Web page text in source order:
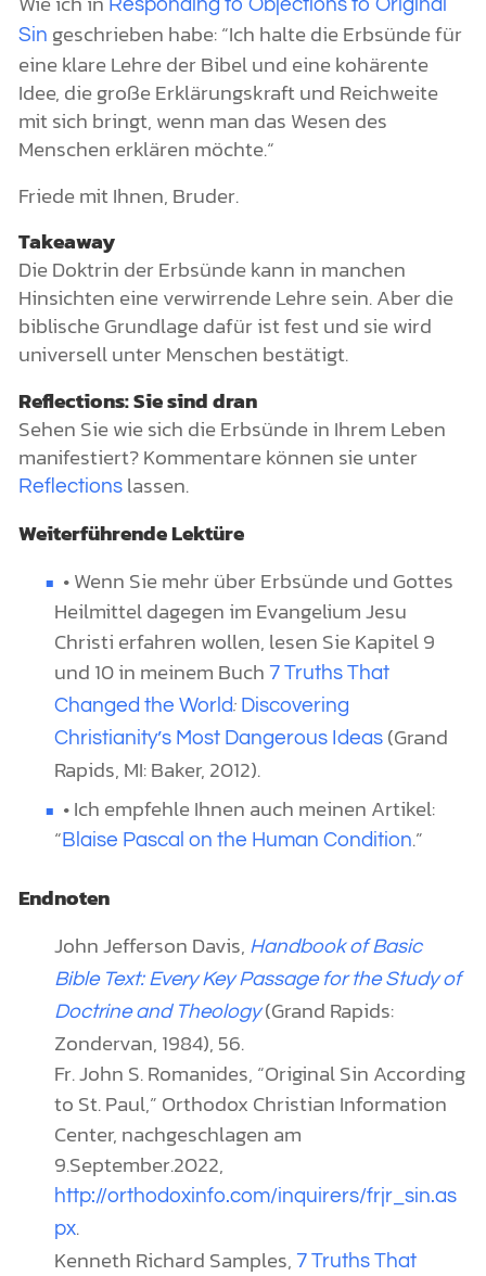
Responding to Objections to Original
Sin geschrieben habe: “Ich halte die Erbsünde für
eine klare Lehre der Bibel und eine kohärente
Idee, die große Erklärungskraft und Reichweite
mit sich bringt, wenn man das Wesen des
Menschen erklären möchte.“
Friede mit Ihnen, Bruder.
Takeaway
Die Doktrin der Erbsünde kann in manchen
Hinsichten eine verwirrende Lehre sein. Aber die
biblische Grundlage dafür ist fest und sie wird
universell unter Menschen bestätigt.
Reflections: Sie sind dran
Sehen Sie wie sich die Erbsünde in Ihrem Leben
manifestiert? Kommentare können sie unter
Reflectionslassen.
Weiterführende Lektüre
• Wenn Sie mehr über Erbsünde und Gottes
Heilmittel dagegen im Evangelium Jesu
Christi erfahren wollen, lesen Sie Kapitel 9
und 10 in meinem Buch 7 Truths That
Changed the World: Discovering
Christianity’s Most Dangerous Ideas(Grand
Rapids, MI: Baker, 2012).
• Ich empfehle Ihnen auch meinen Artikel:
“ Blaise Pascal on the Human Condition.”
Endnoten
John Jefferson Davis, Handbook of Basic
Bible Text: Every Key Passage for the Study of
Doctrine and Theology(Grand Rapids:
Zondervan, 1984), 56.
Fr. John S. Romanides, “Original Sin According
to St. Paul,” Orthodox Christian Information
Center, nachgeschlagen am
9.September.2022,
http://orthodoxinfo.com/inquirers/frjr_sin.as
px.
Kenneth Richard Samples, 7 Truths That